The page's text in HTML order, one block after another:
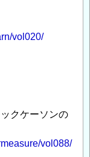
vol020/
クケーソンの
vol088/